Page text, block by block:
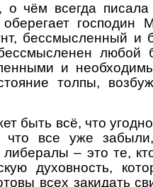
чём всегда писала
оберегает господин
бессмысленный
любой
и
толпы,
быть всё, что
что все уже
– это те,
духовность,
всех закидать